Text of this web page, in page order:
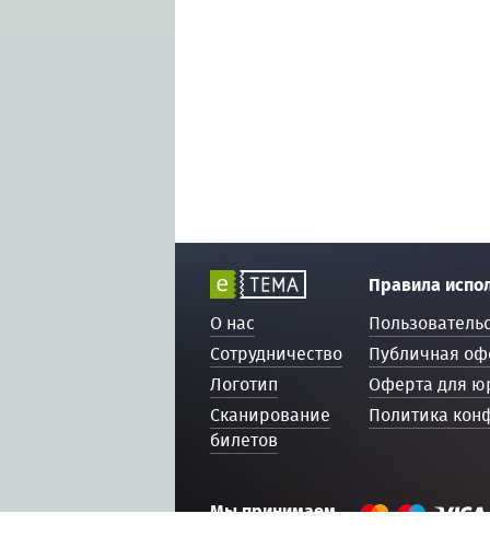
О нас
Сотрудничество
Логотип
Сканирование
билетов
Правила
Публичная
Оферта для
Политика
Мы принимаем